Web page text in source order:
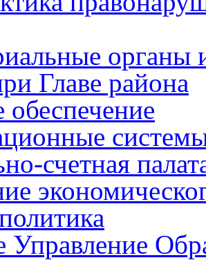
органы
Главе района
обеспечение
счетная
Управление